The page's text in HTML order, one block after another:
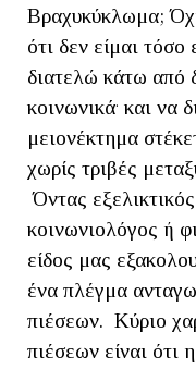
Βραχυκύκλωμα;
ότι δεν είμαι
διατελώ κάτω από
κοινωνικά. και να
μειονέκτημα
χωρίς τριβές
Όντας
κοινωνιολόγος ή
είδος μας
ένα πλέγμα
πιέσεων. Κύριο
πιέσεων είναι ότι